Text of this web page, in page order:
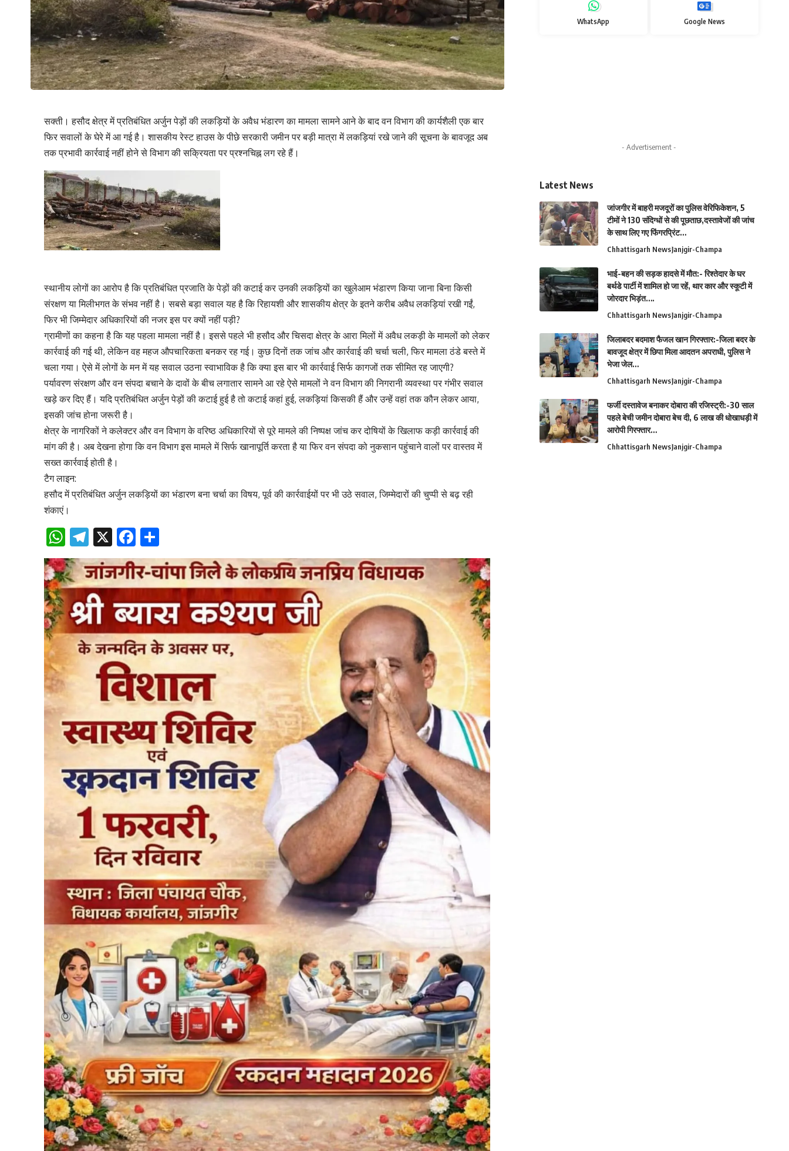
सक्ती। हसौद क्षेत्र में प्रतिबंधित अर्जुन पेड़ों की लकड़ियों के अवैध भंडारण का मामला सामने आने के बाद वन विभाग की कार्यशैली एक बार
फिर सवालों के घेरे में आ गई है। शासकीय रेस्ट हाउस के पीछे सरकारी जमीन पर बड़ी मात्रा में लकड़ियां रखे जाने की सूचना के बावजूद अब
तक प्रभावी कार्रवाई नहीं होने से विभाग की सक्रियता पर प्रश्नचिह्न लग रहे हैं।
स्थानीय लोगों का आरोप है कि प्रतिबंधित प्रजाति के पेड़ों की कटाई कर उनकी लकड़ियों का खुलेआम भंडारण किया जाना बिना किसी
संरक्षण या मिलीभगत के संभव नहीं है। सबसे बड़ा सवाल यह है कि रिहायशी और शासकीय क्षेत्र के इतने करीब अवैध लकड़ियां रखी गईं,
फिर भी जिम्मेदार अधिकारियों की नजर इस पर क्यों नहीं पड़ी?
ग्रामीणों का कहना है कि यह पहला मामला नहीं है। इससे पहले भी हसौद और चिसदा क्षेत्र के आरा मिलों में अवैध लकड़ी के मामलों को लेकर
कार्रवाई की गई थी, लेकिन वह महज औपचारिकता बनकर रह गई। कुछ दिनों तक जांच और कार्रवाई की चर्चा चली, फिर मामला ठंडे बस्ते में
चला गया। ऐसे में लोगों के मन में यह सवाल उठना स्वाभाविक है कि क्या इस बार भी कार्रवाई सिर्फ कागजों तक सीमित रह जाएगी?
पर्यावरण संरक्षण और वन संपदा बचाने के दावों के बीच लगातार सामने आ रहे ऐसे मामलों ने वन विभाग की निगरानी व्यवस्था पर गंभीर सवाल
खड़े कर दिए हैं। यदि प्रतिबंधित अर्जुन पेड़ों की कटाई हुई है तो कटाई कहां हुई, लकड़ियां किसकी हैं और उन्हें वहां तक कौन लेकर आया,
इसकी जांच होना जरूरी है।
क्षेत्र के नागरिकों ने कलेक्टर और वन विभाग के वरिष्ठ अधिकारियों से पूरे मामले की निष्पक्ष जांच कर दोषियों के खिलाफ कड़ी कार्रवाई की
मांग की है। अब देखना होगा कि वन विभाग इस मामले में सिर्फ खानापूर्ति करता है या फिर वन संपदा को नुकसान पहुंचाने वालों पर वास्तव में
सख्त कार्रवाई होती है।
टैग लाइन:
हसौद में प्रतिबंधित अर्जुन लकड़ियों का भंडारण बना चर्चा का विषय, पूर्व की कार्रवाईयों पर भी उठे सवाल, जिम्मेदारों की चुप्पी से बढ़ रही
शंकाएं।
WhatsApp
Telegram
X Facebook
WhatsApp Google News
- Advertisement -
Latest News
जांजगीर में बाहरी मजदूरों का पुलिस वेरिफिकेशन, 5
टीमों ने 130 संदिग्धों से की पूछताछ,दस्तावेजों की जांच
के साथ लिए गए फिंगरप्रिंट…
Chhattisgarh NewsJanjgir-Champa
भाई-बहन की सड़क हादसे में मौत:- रिश्तेदार के घर
बर्थडे पार्टी में शामिल हो जा रहें, थार कार और स्कूटी में
जोरदार भिड़ंत….
Chhattisgarh NewsJanjgir-Champa
जिलाबदर बदमाश फैजल खान गिरफ्तार:-जिला बदर के
बावजूद क्षेत्र में छिपा मिला आदतन अपराधी, पुलिस ने
भेजा जेल…
Chhattisgarh NewsJanjgir-Champa
फर्जी दस्तावेज बनाकर दोबारा की रजिस्ट्री:-30 साल
पहले बेची जमीन दोबारा बेच दी, 6 लाख की धोखाधड़ी में
आरोपी गिरफ्तार…
Chhattisgarh NewsJanjgir-Champa